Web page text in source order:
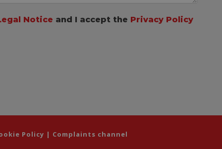
Notice and I accept the Privacy Policy
Policy | Complaints channel